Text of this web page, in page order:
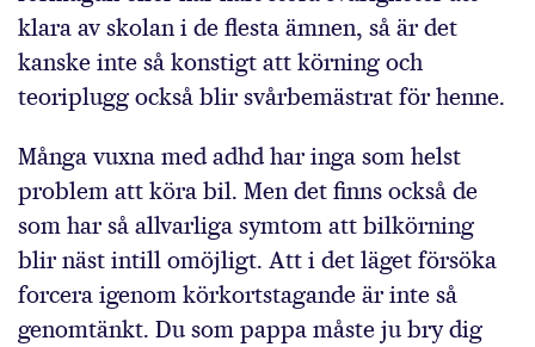
klara av skolan i de flesta ämnen, så är det
kanske inte så konstigt att körning och
teoriplugg också blir svårbemästrat för henne.
Många vuxna med adhd har inga som helst
problem att köra bil. Men det finns också de
som har så allvarliga symtom att bilkörning
blir näst intill omöjligt. Att i det läget försöka
forcera igenom körkortstagande är inte så
genomtänkt. Du som pappa måste ju bry dig